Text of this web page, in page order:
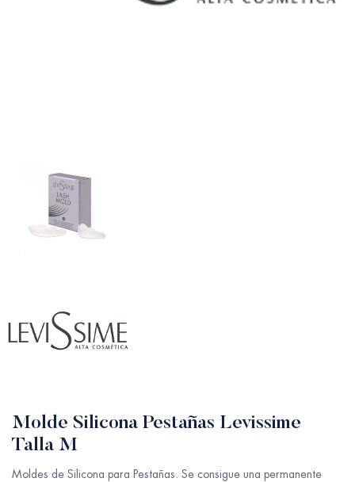
Molde Silicona Pestañas Levissime
Talla M
Moldes de Silicona para Pestañas. Se consigue una permanente